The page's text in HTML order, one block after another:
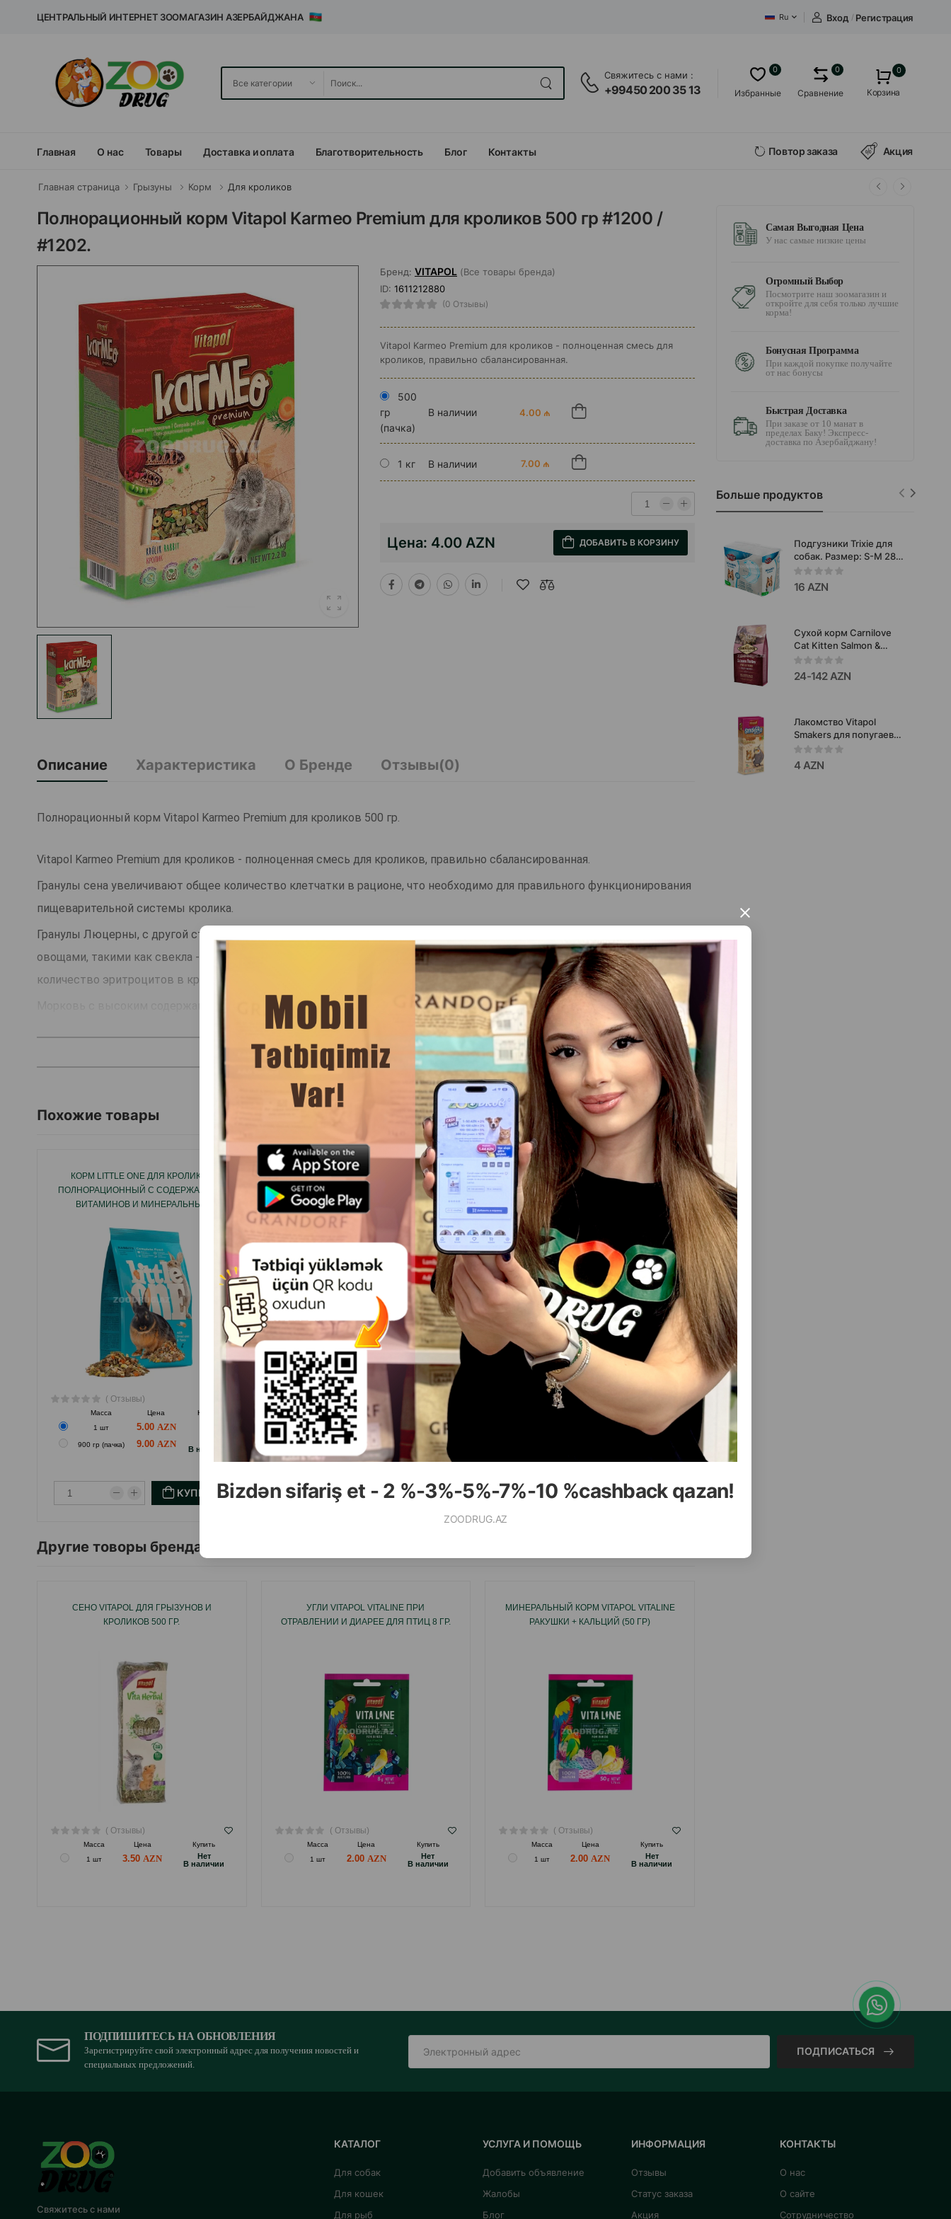
Bizdən sifariş et - 2 %-3%-5%-7%-10 %cashback qazan!
ZOODRUG.AZ
×
ЦЕНТРАЛЬНЫЙ ИНТЕРНЕТ ЗООМАГАЗИН АЗЕРБАЙДЖАНА Ru Вход / Регистрация
Свяжитесь с нами :
+99450 200 35 13 Избранные
0
Сравнение
0 0
Корзина
Главная О нас Товары Доставка и оплата Благотворительность Блог Контакты Повтор заказа Акция
Главная страница Грызуны Корм Для кроликов
Полнорационный корм Vitapol Karmeo Premium для кроликов 500 гр #1200 /
#1202.
Бренд: VITAPOL (Все товары бренда)
ID: 1611212880
(0 Отзывы)
Vitapol Karmeo Premium для кроликов - полноценная смесь для
кроликов, правильно сбалансированная.
500
гр
(пачка)
В наличии 4.00 ₼
1 кг В наличии 7.00 ₼
Цена: 4.00 AZN ДОБАВИТЬ В КОРЗИНУ
Описание Характеристика О Бренде Отзывы(0)
Полнорационный корм Vitapol Karmeo Premium для кроликов 500 гр.
Vitapol Karmeo Premium для кроликов - полноценная смесь для кроликов, правильно сбалансированная.
Гранулы сена увеличивают общее количество клетчатки в рационе, что необходимо для правильного функционирования
пищеварительной системы кролика.
Гранулы Люцерны, с другой стороны, являются отличным источником растительного белка. Обогащение смеси
овощами, такими как свекла - источник витаминов группы В, РР, А, С. Влияет на иммунитет организма и увеличивает
количество эритроцитов в крови.
Морковь с высоким содержанием бета-каротина, то есть провитамина А, содержит важные минералы, такие как
кальций, железо, фосфор, медь, цинк, молибден, магний, йод и калий.
Добавление льняного семени, богатого ненасыщенными жирными кислотами, воздействует на кожу и шерсть, улучшая
Широкий состав смеси обеспечивает вкусовые качества корма и обеспечивает широкий спектр питательных веществ
в ежедневном рационе кроликов.
Дневная норма: 50-85 г корма в день в зависимости от веса, породы и возраста животного.
Страна производитель: Польша.
ЧИТАТЬ ДАЛЬШЕ
Похожие товары Смотреть Все
КОРМ LITTLE ONE ДЛЯ КРОЛИКОВ
ПОЛНОРАЦИОННЫЙ С СОДЕРЖАНИЕМ
ВИТАМИНОВ И МИНЕРАЛЬНЫХ
( Отзывы)
Масса Цена
Купить
1 шт
5.00
900 гр (пачка) 9.00
B наличии
КУПИТЬ
Другие товоры бренда
СЕНО VITAPOL ДЛЯ ГРЫЗУНОВ И
КРОЛИКОВ 500 ГР.
( Отзывы)
Масса Цена
Купить
1 шт
3.50
Hет
B наличии
УГЛИ VITAPOL VITALINE ПРИ
ОТРАВЛЕНИИ И ДИАРЕЕ ДЛЯ ПТИЦ 8 ГР.
( Отзывы)
Масса Цена
Купить
1 шт
2.00
Hет
B наличии
МИНЕРАЛЬНЫЙ КОРМ VITAPOL VITALINE
РАКУШКИ + КАЛЬЦИЙ (50 ГР)
( Отзывы)
Масса Цена
Купить
1 шт
2.00
Hет
B наличии
Самая Выгодная Цена
У нас самые низкие цены
Огромный Выбор
Посмотрите наш зоомагазин и
откройте для себя только лучшие
корма!
Бонусная Программа
При каждой покупке получайте
от нас бонусы
Быстрая Доставка
При заказе от 10 манат в
пределах Баку! Экспресс-
доставка по Азербайджану!
Больше продуктов
Подгузники Trixie для
собак. Размер: S-M 28-
40 см, 12 шт.
16 AZN
Сухой корм Carnilove
Cat Kitten Salmon &
Turkey полнорационный
беззерновой корм с
лососем и индейкой для
24-142 AZN
Лакомство Vitapol
Smakers для попугаев
Корелла ореховый 90
гр.
4 AZN
ПОДПИШИТЕСЬ НА ОБНОВЛЕНИЯ
Зарегистрируйте свой электронный адрес для получения новостей и
специальных предложений.
ПОДПИСАТЬСЯ
Свяжитесь с нами
КАТАЛОГ
Для собак
Для кошек
Для рыб
УСЛУГА И ПОМОЩЬ
Добавить объявление
Жалобы
Блог
ИНФОРМАЦИЯ
Отзывы
Статус заказа
Акция
КОНТАКТЫ
О нас
О сайте
Сотрудничество